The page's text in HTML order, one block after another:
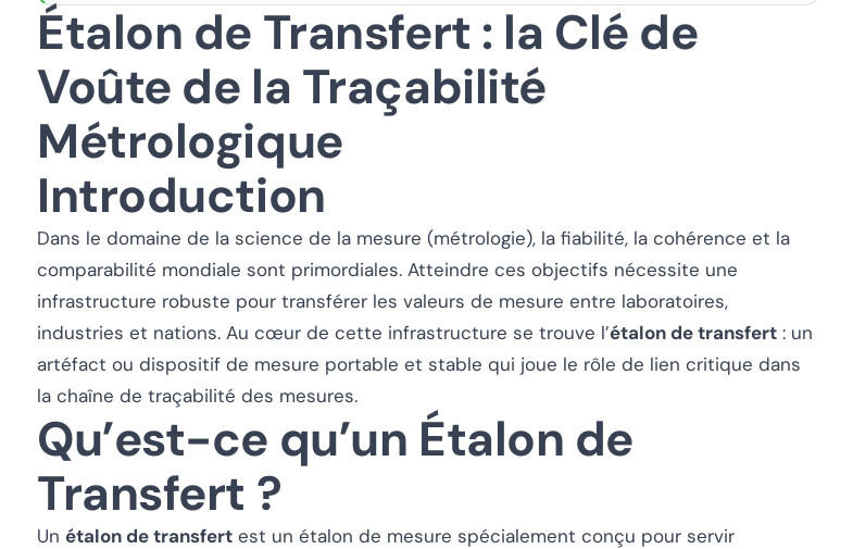
Étalon de Transfert : la Clé de
Voûte de la Traçabilité
Métrologique
Introduction
Dans le domaine de la science de la mesure (métrologie), la fiabilité, la cohérence et la
comparabilité mondiale sont primordiales. Atteindre ces objectifs nécessite une
infrastructure robuste pour transférer les valeurs de mesure entre laboratoires,
industries et nations. Au cœur de cette infrastructure se trouve l’étalon de transfert : un
artéfact ou dispositif de mesure portable et stable qui joue le rôle de lien critique dans
la chaîne de traçabilité des mesures.
Qu’est-ce qu’un Étalon de
Transfert ?
Un étalon de transfert est un étalon de mesure spécialement conçu pour servir